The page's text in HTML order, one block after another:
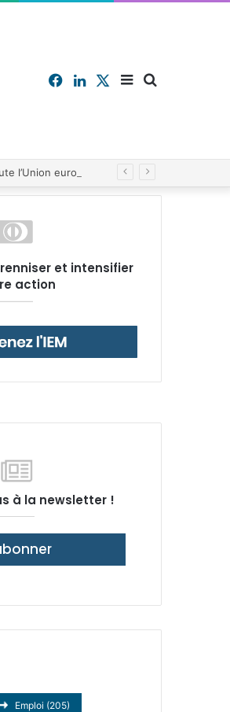
Sidebar
X
Linkedin
Facebook
et intensifier
action
à la newsletter !
Emploi (205)